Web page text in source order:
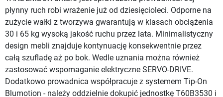
płynny ruch robi wrażenie już od dziesięcioleci. Odporne na
zużycie wałki z tworzywa gwarantują w klasach obciążenia
30 i 65 kg wysoką jakość ruchu przez lata. Minimalistyczny
design mebli znajduje kontynuację konsekwentnie przez
całą szufladę aż po bok. Wedle uznania można również
zastosować wspomaganie elektryczne SERVO-DRIVE.
Dodatkowo prowadnica współpracuje z systemem Tip-On
Blumotion - należy oddzielnie dokupić jednostkę T60B3530 i